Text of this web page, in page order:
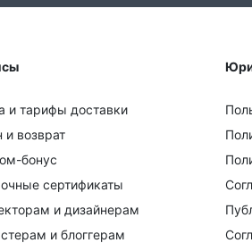
и тарифы доставки
возврат
бонус
сертификаты
и дизайнерам
и блоггерам